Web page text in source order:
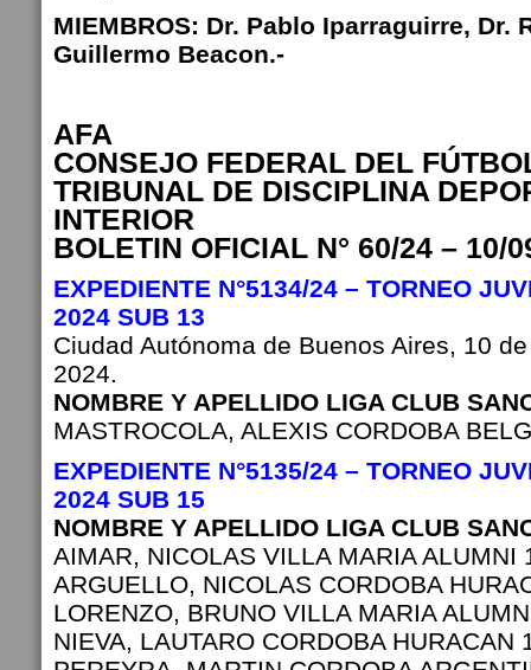
MIEMBROS: Dr. Pablo Iparraguirre, Dr.
Guillermo Beacon.-
AFA
CONSEJO FEDERAL DEL
TRIBUNAL DE DISCIPLINA
INTERIOR
BOLETIN OFICIAL N° 60/24 – 10/
EXPEDIENTE N°5134/24 – TORNEO
2024 SUB 13
Ciudad Autónoma de Buenos Aires, 10
2024.
NOMBRE Y APELLIDO LIGA CLUB
MASTROCOLA, ALEXIS CORDOBA
EXPEDIENTE N°5135/24 – TORNEO
2024 SUB 15
NOMBRE Y APELLIDO LIGA CLUB
AIMAR, NICOLAS VILLA MARIA ALUMNI
ARGUELLO, NICOLAS CORDOBA
LORENZO, BRUNO VILLA MARIA
NIEVA, LAUTARO CORDOBA HURACAN